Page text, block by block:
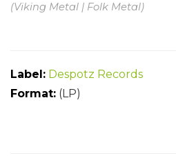
(Viking Metal | Folk Metal)
Label: Despotz Records
Format: (LP)